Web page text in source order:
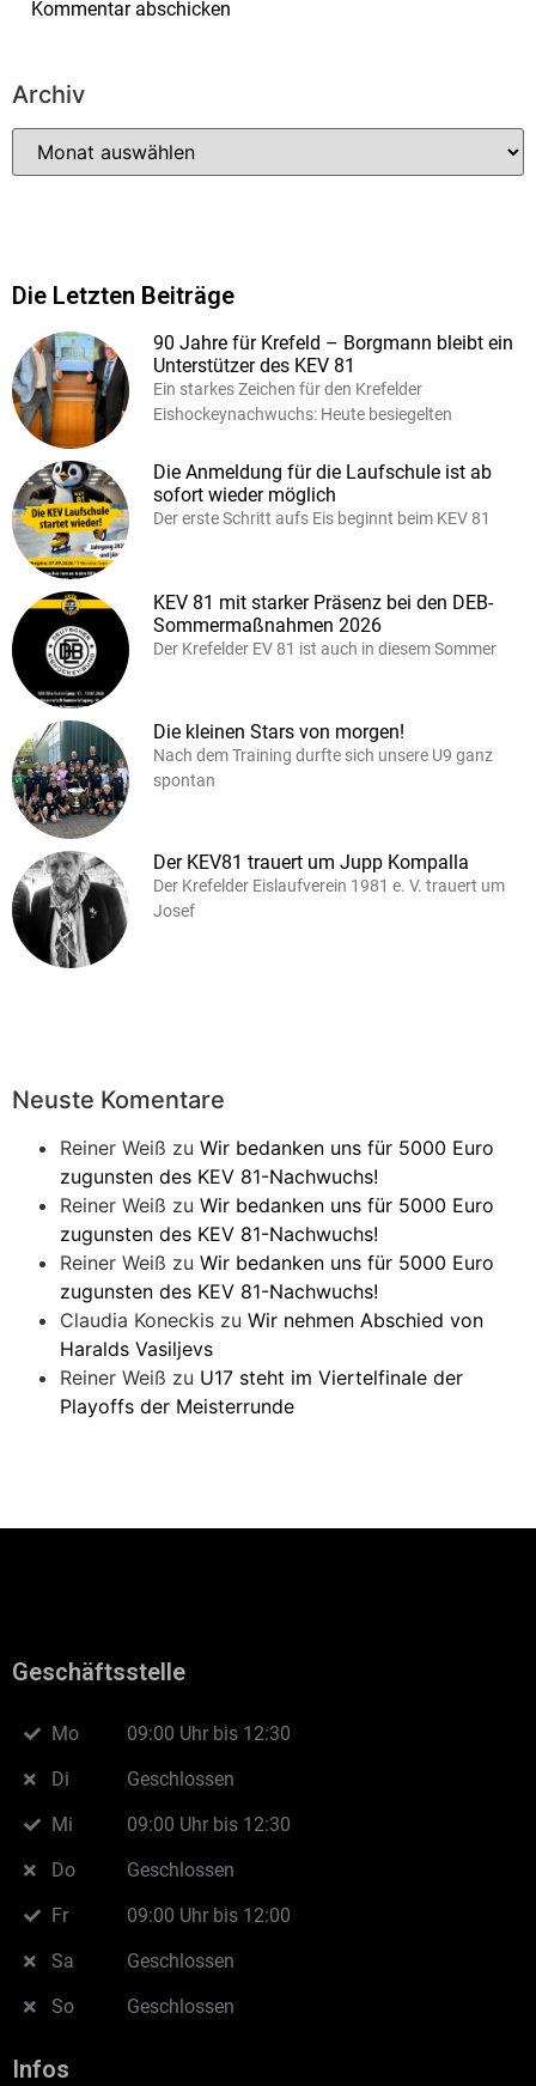
Archiv
Die Letzten Beiträge
90 Jahre für Krefeld – Borgmann bleibt ein
Unterstützer des KEV 81
Ein starkes Zeichen für den Krefelder
Eishockeynachwuchs: Heute besiegelten
Die Anmeldung für die Laufschule ist ab
sofort wieder möglich
Der erste Schritt aufs Eis beginnt beim KEV 81
KEV 81 mit starker Präsenz bei den DEB-
Sommermaßnahmen 2026
Der Krefelder EV 81 ist auch in diesem Sommer
Die kleinen Stars von morgen!
Nach dem Training durfte sich unsere U9 ganz
spontan
Der KEV81 trauert um Jupp Kompalla
Der Krefelder Eislaufverein 1981 e. V. trauert um
Josef
Neuste Komentare
Reiner Weiß zu Wir bedanken uns für 5000 Euro
zugunsten des KEV 81-Nachwuchs!
Reiner Weiß zu Wir bedanken uns für 5000 Euro
zugunsten des KEV 81-Nachwuchs!
Reiner Weiß zu Wir bedanken uns für 5000 Euro
zugunsten des KEV 81-Nachwuchs!
Claudia Koneckis zu Wir nehmen Abschied von
Haralds Vasiljevs
Reiner Weiß zu U17 steht im Viertelfinale der
Playoffs der Meisterrunde
Geschäftsstelle
Mo
Di
Mi
Do
Fr
Sa
So
09:00 Uhr bis 12:30
Geschlossen
09:00 Uhr bis 12:30
Geschlossen
09:00 Uhr bis 12:00
Geschlossen
Geschlossen
Infos